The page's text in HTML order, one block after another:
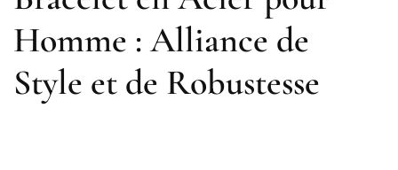
Homme : Alliance de
Style et de Robustesse